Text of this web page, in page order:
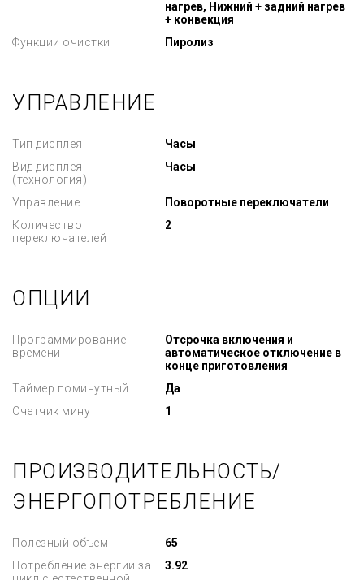
нагрев, Нижний + задний нагрев
+ конвекция
Функции очистки
Пиролиз
УПРАВЛЕНИЕ
Тип дисплея
Часы
Вид дисплея
(технология)
Часы
Управление
Поворотные переключатели
Количество
переключателей
2
ОПЦИИ
Программирование
времени
Отсрочка включения и
автоматическое отключение в
конце приготовления
Таймер поминутный
Да
Счетчик минут
1
ПРОИЗВОДИТЕЛЬНОСТЬ/
ЭНЕРГОПОТРЕБЛЕНИЕ
Полезный объем
65
Потребление энергии за
3.92